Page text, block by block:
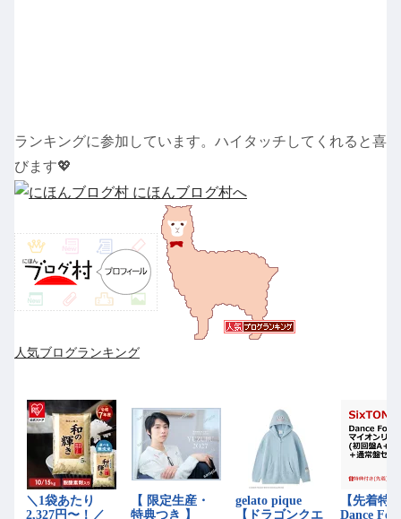
ランキングに参加しています。ハイタッチしてくれると喜
びます💖
人気ブログランキング